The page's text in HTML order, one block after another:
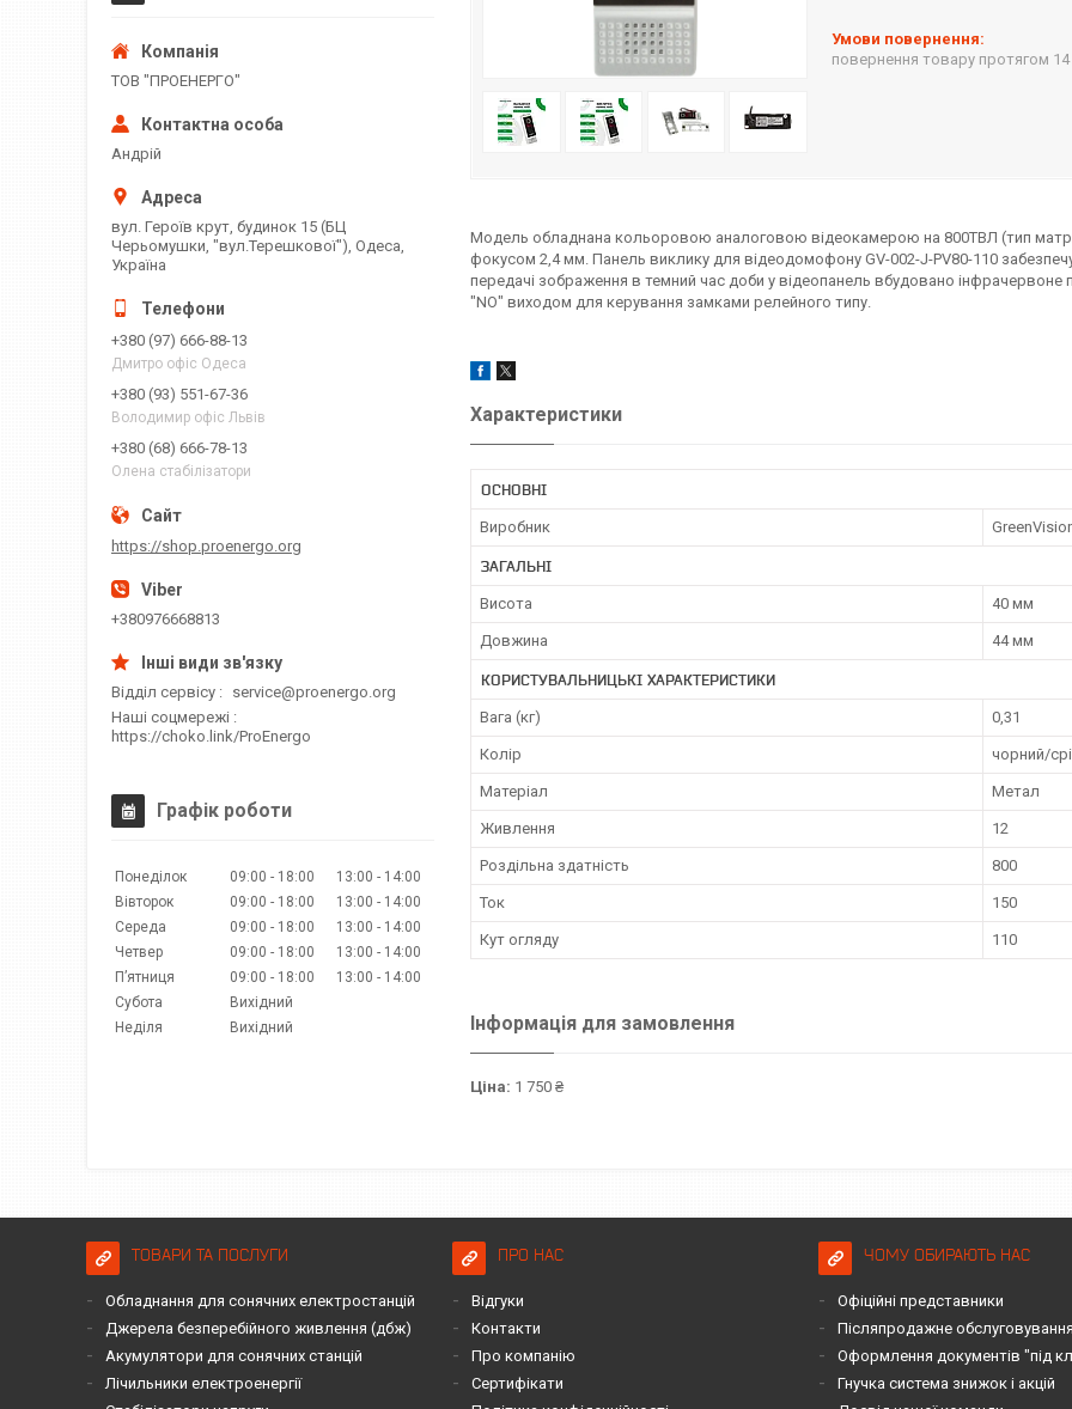
повернення товару протягом 14
Модель обладнана кольоровою аналоговою відеокамерою на 800ТВЛ (тип
фокусом 2,4 мм. Панель виклику для відеодомофону GV-002-J-PV80-110
передачі зображення в темний час доби у відеопанель вбудовано
"NO" виходом для керування замками релейного типу.
Характеристики
ОСНОВНІ
Виробник
ЗАГАЛЬНІ
Висота 40 мм
Довжина 44 мм
КОРИСТУВАЛЬНИЦЬКІ ХАРАКТЕРИСТИКИ
Вага (кг) 0,31
Колір чорний/
Матеріал Метал
Живлення 12
Роздільна здатність 800
Ток 150
Кут огляду 110
Інформація для замовлення
Ціна: 1 750 ₴
ТОВ "ПРОЕНЕРГО"
Андрій
вул. Героїв крут, будинок 15 (БЦ
Черьомушки, "вул.Терешкової"), Одеса,
Україна
+380 (97) 666-88-13
Дмитро офіс Одеса
+380 (93) 551-67-36
Володимир офіс Львів
+380 (68) 666-78-13
Олена стабілізатори
https://shop.proenergo.org
+380976668813
Відділ сервісу
service@proenergo.org
Наші соцмережі
https://choko.link/ProEnergo
Графік роботи
Понеділок 09:00 18:00 13:00
14:00
Вівторок
09:00 18:00 13:00
14:00
Середа
09:00 18:00 13:00
14:00
Четвер
09:00 18:00 13:00
14:00
Пʼятниця
09:00 18:00 13:00
14:00
Субота
Вихідний
Неділя
Вихідний
ТОВАРИ ТА ПОСЛУГИ
Обладнання для сонячних електростанцій
Джерела безперебійного живлення (дбж)
Акумулятори для сонячних станцій
Лічильники електроенергії
ПРО НАС
Відгуки
Контакти
Про компанію
Сертифікати
ЧОМУ ОБИРАЮТЬ НАС
Офіційні представники
Післяпродажне обслуговування
Оформлення документів "під
Гнучка система знижок і акцій